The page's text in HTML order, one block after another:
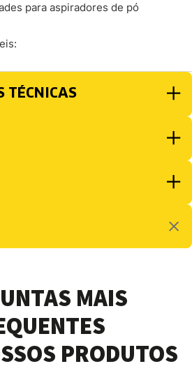
para aspiradores de pó
TÉCNICAS
MAIS
PRODUTOS